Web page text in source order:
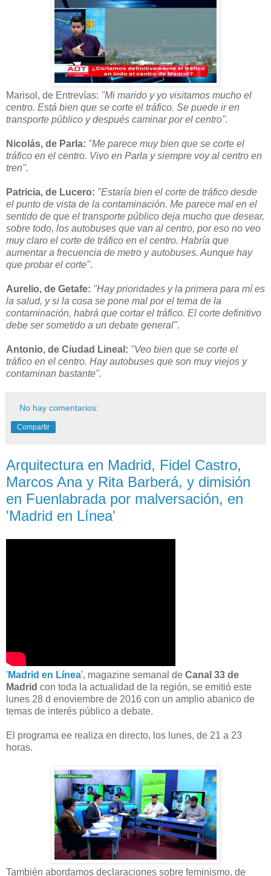
Marisol, de Entrevías: "Mi marido y yo visitamos mucho el
centro. Está bien que se corte el tráfico. Se puede ir en
transporte público y después caminar por el centro".
Nicolás, de Parla: "Me parece muy bien que se corte el
tráfico en el centro. Vivo en Parla y siempre voy al centro en
tren".
Patricia, de Lucero: "Estaría bien el corte de tráfico desde
el punto de vista de la contaminación. Me parece mal en el
sentido de que el transporte público deja mucho que desear,
sobre todo, los autobuses que van al centro, por eso no veo
muy claro el corte de tráfico en el centro. Habría que
aumentar a frecuencia de metro y autobuses. Aunque hay
que probar el corte".
Aurelio, de Getafe: "Hay prioridades y la primera para mí es
la salud, y si la cosa se pone mal por el tema de la
contaminación, habrá que cortar el tráfico. El corte definitivo
debe ser sometido a un debate general".
Antonio, de Ciudad Lineal: "Veo bien que se corte el
tráfico en el centro. Hay autobuses que son muy viejos y
contaminan bastante".
No hay comentarios:
Compartir
Arquitectura en Madrid, Fidel Castro,
Marcos Ana y Rita Barberá, y dimisión
en Fuenlabrada por malversación, en
'Madrid en Línea'
'Madrid en Línea', magazine semanal de Canal 33 de
Madrid con toda la actualidad de la región, se emitió este
lunes 28 d enoviembre de 2016 con un amplio abanico de
temas de interés público a debate.
El programa ee realiza en directo, los lunes, de 21 a 23
horas.
También abordamos declaraciones sobre feminismo, de